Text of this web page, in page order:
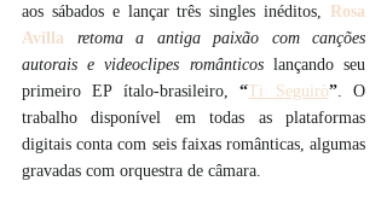
aos sábados e lançar três singles inéditos,
Rosa
Avilla
retoma a antiga paixão com canções
autorais e videoclipes românticos lançando seu
primeiro EP ítalo-brasileiro, “Ti Seguirò”. O
trabalho disponível em todas as plataformas
digitais conta com seis faixas românticas, algumas
gravadas com orquestra de câmara.